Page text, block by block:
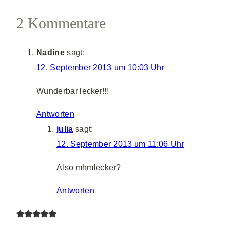
2 Kommentare
Nadine sagt:
12. September 2013 um 10:03 Uhr
Wunderbar lecker!!!
Antworten
julia sagt:
12. September 2013 um 11:06 Uhr
Also mhmlecker?
Antworten